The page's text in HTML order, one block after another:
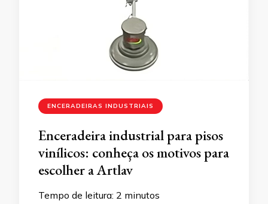
ENCERADEIRAS INDUSTRIAIS
Enceradeira industrial para pisos
vinílicos: conheça os motivos para
escolher a Artlav
Tempo de leitura: 2 minutos